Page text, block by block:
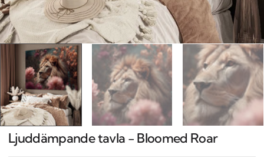
Ljuddämpande tavla - Bloomed Roar